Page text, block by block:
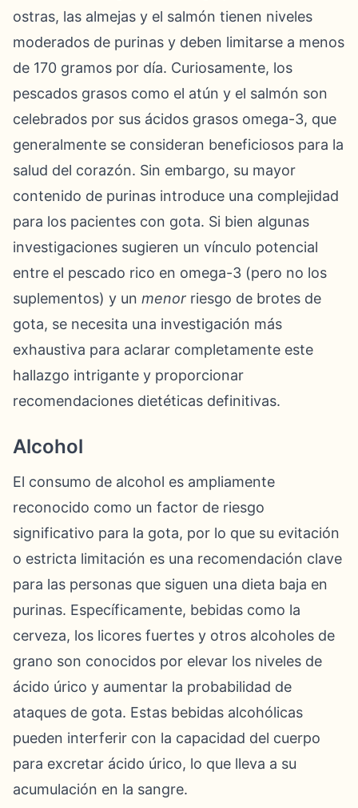
ostras, las almejas y el salmón tienen niveles
moderados de purinas y deben limitarse a menos
de 170 gramos por día. Curiosamente, los
pescados grasos como el atún y el salmón son
celebrados por sus ácidos grasos omega-3, que
generalmente se consideran beneficiosos para la
salud del corazón. Sin embargo, su mayor
contenido de purinas introduce una complejidad
para los pacientes con gota. Si bien algunas
investigaciones sugieren un vínculo potencial
entre el pescado rico en omega-3 (pero no los
suplementos) y un menor riesgo de brotes de
gota, se necesita una investigación más
exhaustiva para aclarar completamente este
hallazgo intrigante y proporcionar
recomendaciones dietéticas definitivas.
Alcohol
El consumo de alcohol es ampliamente
reconocido como un factor de riesgo
significativo para la gota, por lo que su evitación
o estricta limitación es una recomendación clave
para las personas que siguen una dieta baja en
purinas. Específicamente, bebidas como la
cerveza, los licores fuertes y otros alcoholes de
grano son conocidos por elevar los niveles de
ácido úrico y aumentar la probabilidad de
ataques de gota. Estas bebidas alcohólicas
pueden interferir con la capacidad del cuerpo
para excretar ácido úrico, lo que lleva a su
acumulación en la sangre.